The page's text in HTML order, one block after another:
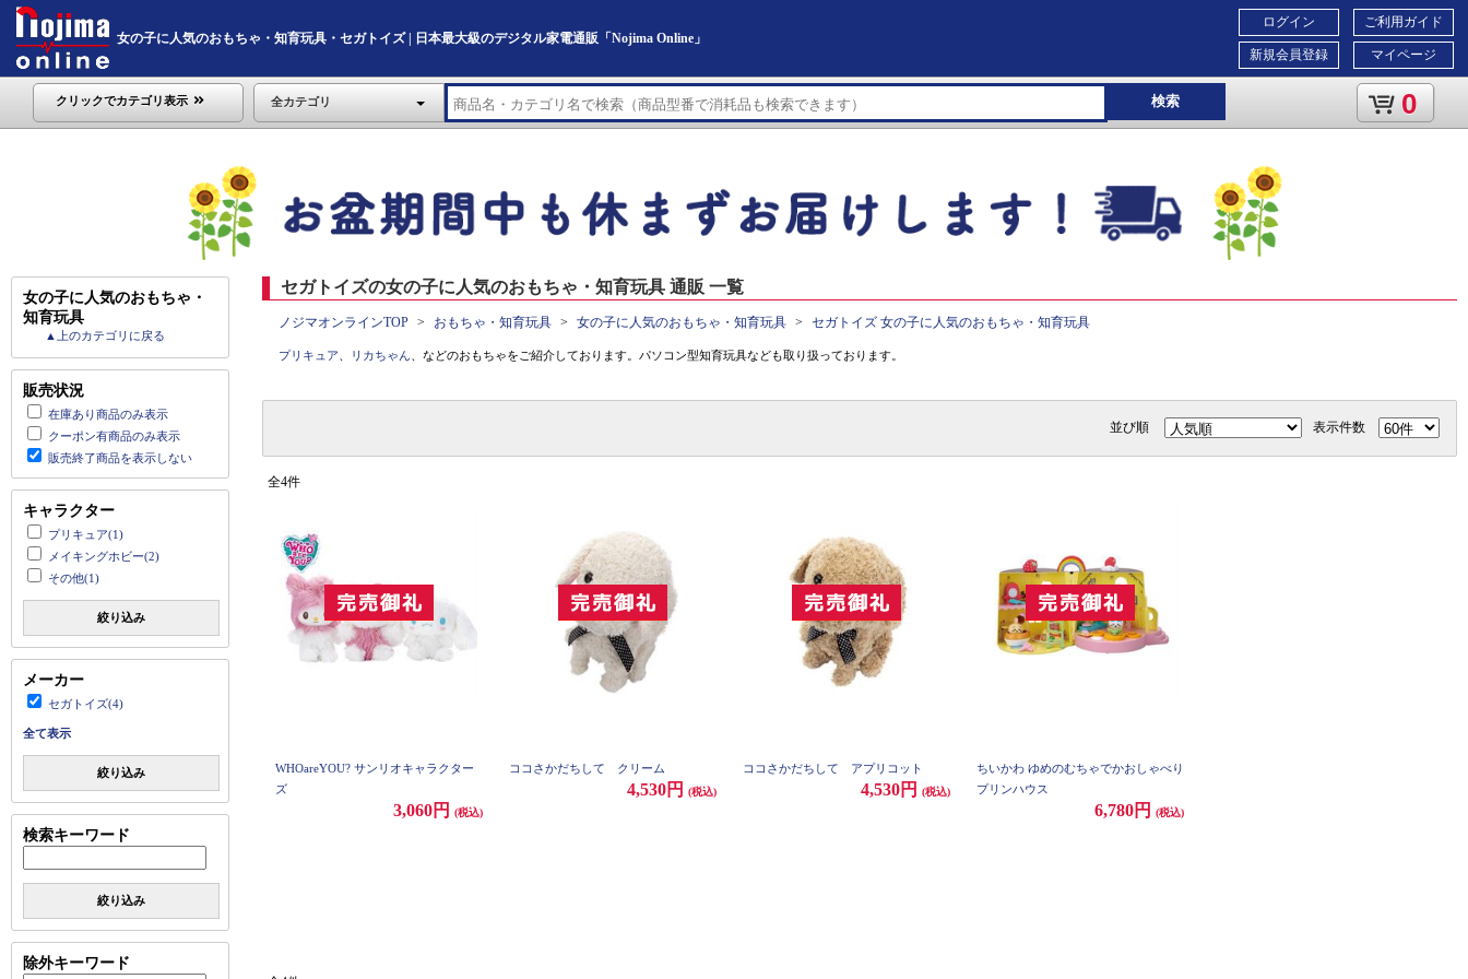
女の子に人気のおもちゃ・知育玩具・セガトイズ | 日本最大級のデジタル家電通販「Nojima Online」
ご利用ガイド
マイページ
ログイン
新規会員登録
クリックでカテゴリ表示 全カテゴリ 検索 0
女の子に人気のおもちゃ・
知育玩具
▲上のカテゴリに戻る
販売状況
在庫あり商品のみ表示
クーポン有商品のみ表示
販売終了商品を表示しない
キャラクター
プリキュア(1)
メイキングホビー(2)
その他(1)
絞り込み
メーカー
セガトイズ(4)
全て表示
絞り込み
検索キーワード
絞り込み
除外キーワード
セガトイズの女の子に人気のおもちゃ・知育玩具 通販 一覧
ノジマオンラインTOP おもちゃ・知育玩具 女の子に人気のおもちゃ・知育玩具 セガトイズ 女の子に人気のおもちゃ・知育玩具
プリキュア リカちゃん 、などのおもちゃをご紹介しております。パソコン型知育玩具なども取り扱っております。
並び順 表示件数
全4件
WHOareYOU? サンリオキャラクター
ズ
3,060円 (税込)
ココさかだちして クリーム
4,530円 (税込)
ココさかだちして アプリコット
4,530円 (税込)
ちいかわ ゆめのむちゃでかおしゃべり
プリンハウス
6,780円 (税込)